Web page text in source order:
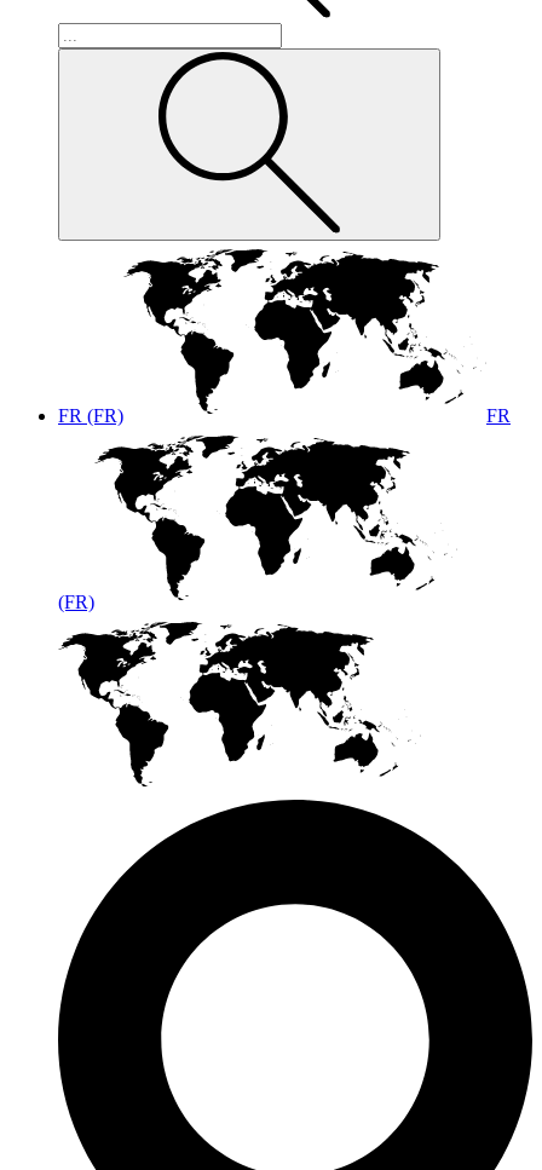
FR (FR) FR
(FR)